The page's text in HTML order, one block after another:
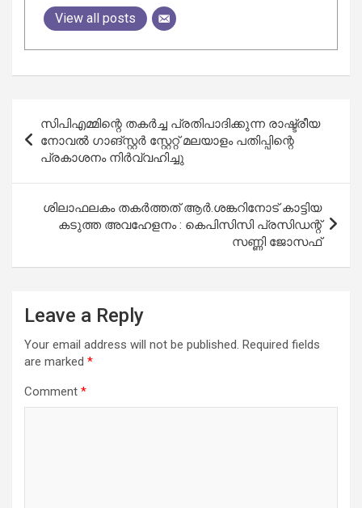
View all posts
navigation
സിപിഎമ്മിന്റെ തകര്‍ച്ച പ്രതിപാദിക്കുന്ന രാഷ്ട്രീയ
നോവല്‍ ഗാങ്സ്റ്റര്‍ സ്റ്റേറ്റ് മലയാളം പതിപ്പിന്റെ
പ്രകാശനം നിര്‍വ്വഹിച്ചു
ശിലാഫലകം തകര്‍ത്തത് ആര്‍.ശങ്കറിനോട് കാട്ടിയ
കടുത്ത അവഹേളനം : കെപിസിസി പ്രസിഡന്റ്
സണ്ണി ജോസഫ്
Leave a Reply
Your email address will not be published. Required fields
are marked *
Comment *